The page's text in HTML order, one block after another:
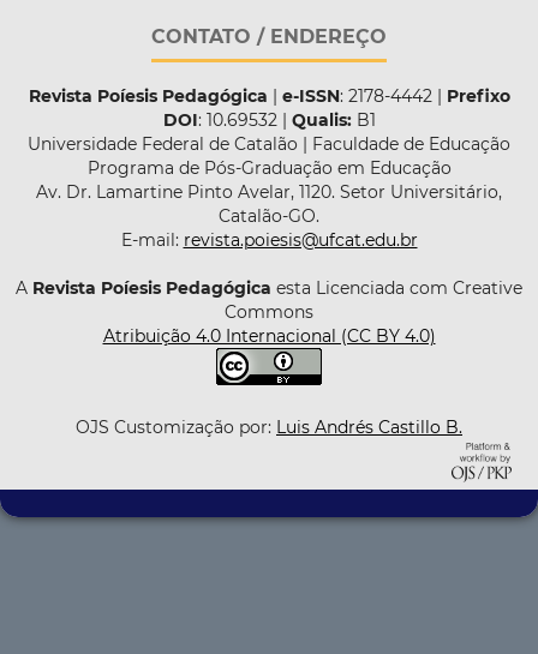
CONTATO / ENDEREÇO
Revista Poíesis Pedagógica | e-ISSN: 2178-4442 | Prefixo
DOI: 10.69532 | Qualis:B1
Universidade Federal de Catalão | Faculdade de Educação
Programa de Pós-Graduação em Educação
Av. Dr. Lamartine Pinto Avelar, 1120. Setor Universitário,
Catalão-GO.
E-mail: revista.poiesis@ufcat.edu.br
A Revista Poíesis Pedagógica esta Licenciada com Creative
Commons
Atribuição 4.0 Internacional (CC BY 4.0)
OJS Customização por: Luis Andrés Castillo B.